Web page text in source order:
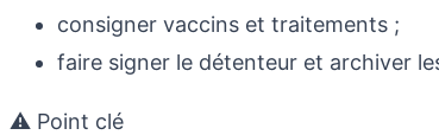
consigner vaccins et traitements ;
faire signer le détenteur et archiver
⚠️ Point clé